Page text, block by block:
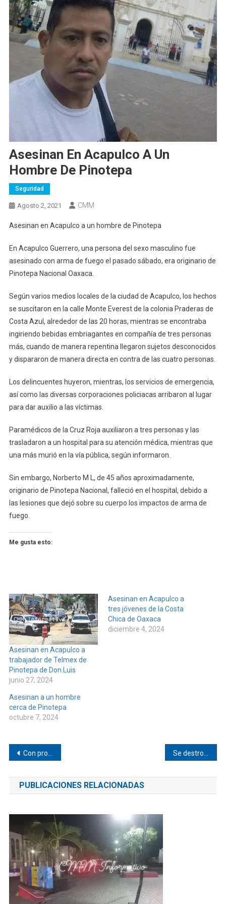
Asesinan En Acapulco A Un
Hombre De Pinotepa
Seguridad
Agosto 2, 2021 CMM
Asesinan en Acapulco a un hombre de Pinotepa
En Acapulco Guerrero, una persona del sexo masculino fue
asesinado con arma de fuego el pasado sábado, era originario de
Pinotepa Nacional Oaxaca.
Según varios medios locales de la ciudad de Acapulco, los hechos
se suscitaron en la calle Monte Everest de la colonia Praderas de
Costa Azul, alrededor de las 20 horas, mientras se encontraba
ingiriendo bebidas embriagantes en compañía de tres personas
más, cuando de manera repentina llegaron sujetos desconocidos
y dispararon de manera directa en contra de las cuatro personas.
Los delincuentes huyeron, mientras, los servicios de emergencia,
así como las diversas corporaciones policiacas arribaron al lugar
para dar auxilio a las víctimas.
Paramédicos de la Cruz Roja auxiliaron a tres personas y las
trasladaron a un hospital para su atención médica, mientras que
una más murió en la vía pública, según informaron.
Sin embargo, Norberto M L, de 45 años aproximadamente,
originario de Pinotepa Nacional, falleció en el hospital, debido a
las lesiones que dejó sobre su cuerpo los impactos de arma de
fuego.
Me gusta esto:
Asesinan en Acapulco a
trabajador de Telmex de
Pinotepa de Don Luis
junio 27, 2024
Asesinan en Acapulco a
tres jóvenes de la Costa
Chica de Oaxaca
diciembre 4, 2024
Asesinan a un hombre
cerca de Pinotepa
octubre 7, 2024
Navegación
de
entradas
Con protestas piden justicia para Roxana en Pinotepa
PUBLICACIONES RELACIONADAS